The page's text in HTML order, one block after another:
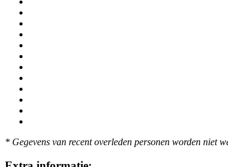
* Gegevens van recent overleden personen worden niet